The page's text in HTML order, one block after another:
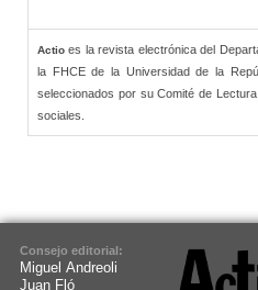
Actio es la revista electrónica del
la FHCE de la Universidad de la
seleccionados por su Comité de
sociales.
Consejo editorial:
Miguel Andreoli
Juan Fló